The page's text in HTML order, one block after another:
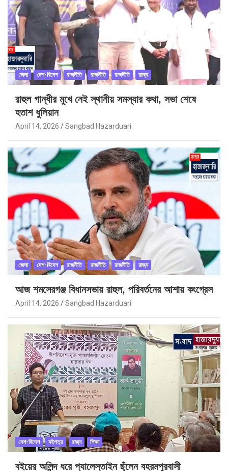
জেলা দেশ-বিদেশ রাজনীতি রাজনীতি রাজনীতি রাজ্য
রাহুল গান্ধীর মুখে নেই স্থানীয় সমস্যার কথা, সভা শেষে
হতাশ ধুলিয়ান
April 14, 2026 Sangbad Hazarduari
জেলা দেশ-বিদেশ রাজনীতি রাজনীতি রাজনীতি রাজ্য
আজ শমসেরগঞ্জ বিধানসভায় রাহুল, পরিবর্তনের আশায় কংগ্রেস
April 14, 2026 Sangbad Hazarduari
দেশ-বিদেশ বইপত্র রাজ্য শিক্ষা
বইয়ের অলিন্দ ধরে প্যালেস্তাইন ছুঁলেন বহরমপুরবাসী